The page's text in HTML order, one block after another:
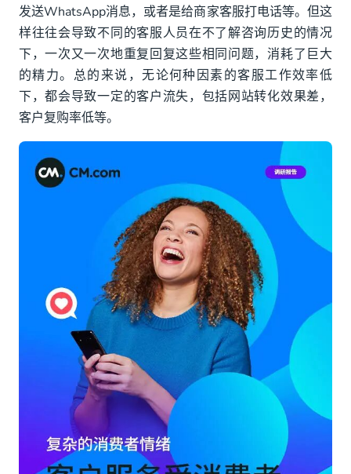
发送WhatsApp消息，或者是给商家客服打电话等。但这
样往往会导致不同的客服人员在不了解咨询历史的情况
下，一次又一次地重复回复这些相同问题，消耗了巨大
的精力。总的来说，无论何种因素的客服工作效率低
下，都会导致一定的客户流失，包括网站转化效果差，
客户复购率低等。